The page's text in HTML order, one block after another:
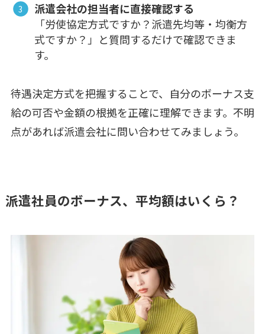
派遣会社の担当者に直接確認する
「労使協定方式ですか？派遣先均等・均衡方
式ですか？」と質問するだけで確認できま
す。
待遇決定方式を把握することで、自分のボーナス支
給の可否や金額の根拠を正確に理解できます。不明
点があれば派遣会社に問い合わせてみましょう。
派遣社員のボーナス、平均額はいくら？